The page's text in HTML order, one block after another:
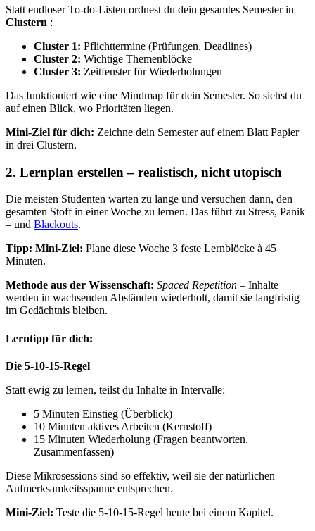
Statt endloser To-do-Listen ordnest du dein gesamtes Semester in
Clustern :
Cluster 1: Pflichttermine (Prüfungen, Deadlines)
Cluster 2: Wichtige Themenblöcke
Cluster 3: Zeitfenster für Wiederholungen
Das funktioniert wie eine Mindmap für dein Semester. So siehst du
auf einen Blick, wo Prioritäten liegen.
Mini-Ziel für dich: Zeichne dein Semester auf einem Blatt Papier
in drei Clustern.
2. Lernplan erstellen – realistisch, nicht utopisch
Die meisten Studenten warten zu lange und versuchen dann, den
gesamten Stoff in einer Woche zu lernen. Das führt zu Stress, Panik
– und Blackouts.
Tipp: Mini-Ziel: Plane diese Woche 3 feste Lernblöcke à 45
Minuten.
Methode aus der Wissenschaft: Spaced Repetition – Inhalte
werden in wachsenden Abständen wiederholt, damit sie langfristig
im Gedächtnis bleiben.
Lerntipp für dich:
Die 5-10-15-Regel
Statt ewig zu lernen, teilst du Inhalte in Intervalle:
5 Minuten Einstieg (Überblick)
10 Minuten aktives Arbeiten (Kernstoff)
15 Minuten Wiederholung (Fragen beantworten,
Zusammenfassen)
Diese Mikrosessions sind so effektiv, weil sie der natürlichen
Aufmerksamkeitsspanne entsprechen.
Mini-Ziel: Teste die 5-10-15-Regel heute bei einem Kapitel.